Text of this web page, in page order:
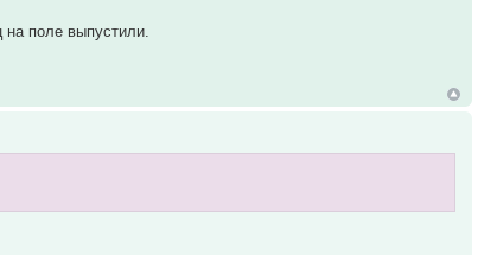
поле выпустили.